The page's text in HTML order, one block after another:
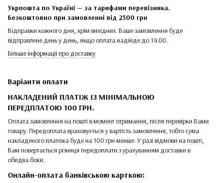
Укрпошта по Україні — за тарифами перевізника.
Безкоштовно при замовленні від 2500 грн
Відправки кожного дня, крім вихідних. Ваше замовлення буде
відправлене день у день, якщо оплата надійде до 14:00.
Більше інформації про доставку
Варіанти оплати
НАКЛАДЕНИЙ ПЛАТІЖ ІЗ МІНІМАЛЬНОЮ
ПЕРЕДПЛАТОЮ 100 ГРН.
Оплата замовлення на пошті в момент отримання, після перевірки Вами
товару. Передоплата враховується у вартість замовлення, тобто сума
накладеного платежа буде на 100 грн менше. У разі відмови на пошті,
Вам повертається різниця передоплати з урахуванням доставки в
обидва боки.
Онлайн-оплата банківською карткою: